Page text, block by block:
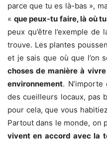
parce que tu es là-bas »,
« que peux-tu faire, là où tu
peux qu’être l’exemple
trouve. Les plantes
et je sais que où que l’on
choses de manière à
environnement.
des cueilleurs locaux, pas
pour cela, que vous
Partout dans le monde, on
vivent en accord avec la